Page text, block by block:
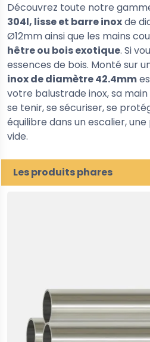
Découvrez toute notre
304l, lisse et barre inoxde
Ø12mm ainsi que les mains
hêtre ou bois exotique. Si
essences de bois. Monté sur
inox de diamètre 42.4mm
votre balustrade inox, sa
se tenir, se sécuriser, se
équilibre dans un escalier,
vide.
Les produits phares